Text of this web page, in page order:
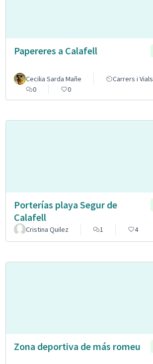
Papereres a Calafell
Cecilia Sarda Mañe
Carrers i Vials
0
0
Porterías playa Segur de
Calafell
Cristina Quilez 1 4
Zona deportiva de más romeu